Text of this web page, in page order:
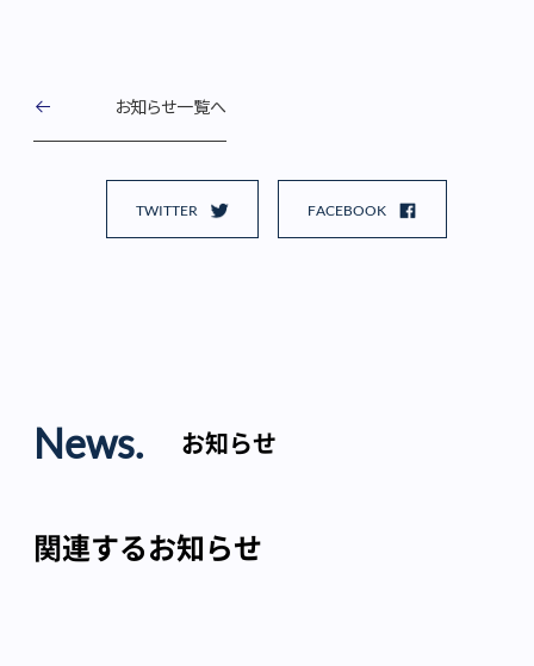
お知らせ一覧へ
TWITTER FACEBOOK
News. お知らせ
関連するお知らせ